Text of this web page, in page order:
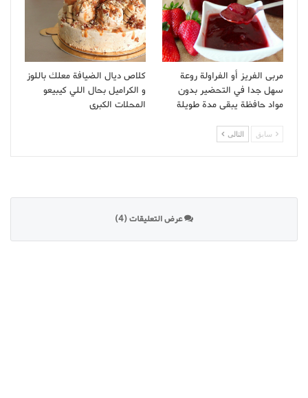
مربى الفريز أو الفراولة روعة
سهل جدا في التحضير بدون
مواد حافظة يبقى مدة طويلة
كلاص ديال الضيافة معلك باللوز
و الكراميل بحال اللي كيبيعو
المحلات الكبرى
سابق التالى
عرض التعليقات (4)